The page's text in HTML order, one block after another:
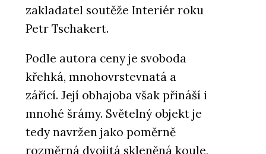
zakladatel soutěže Interiér roku
Petr Tschakert.
Podle autora ceny je svoboda
křehká, mnohovrstevnatá a
zářící. Její obhajoba však přináší i
mnohé šrámy. Světelný objekt je
tedy navržen jako poměrně
rozměrná dvojitá skleněná koule,